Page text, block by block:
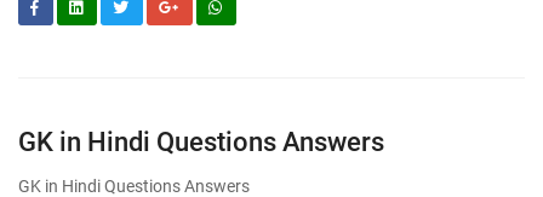
GK in Hindi Questions Answers
GK in Hindi Questions Answers